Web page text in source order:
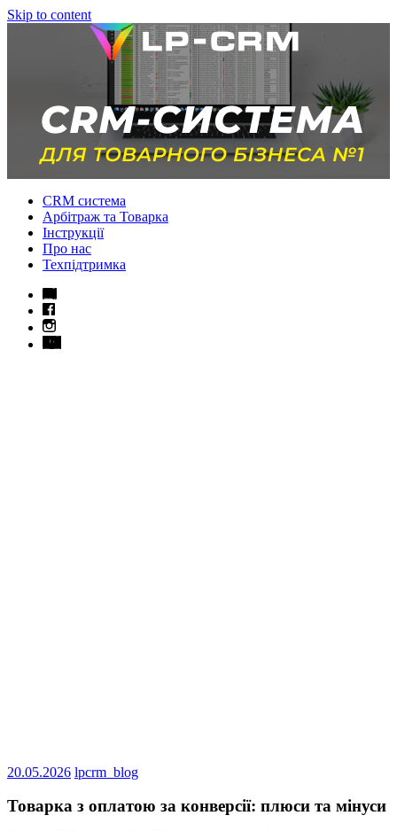
Skip to content
CRM система
Арбітраж та Товарка
Інструкції
Про нас
Техпідтримка
20.05.2026 lpcrm_blog
Товарка з оплатою за конверсії: плюси та мінуси